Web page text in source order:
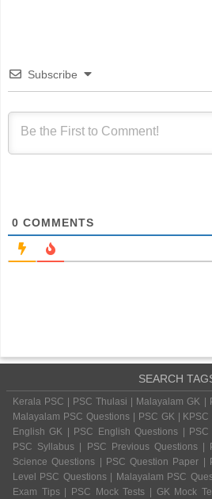
Subscribe
0 COMMENTS
SEARCH
Kerala PSC | PSC Thulasi | Malayalam GK |
Malayalam PSC Questions | PSC GK |
English GK | PSC English Questions |
PSC Syllabus | PSC Previous Questions |
Science Questions | PSC Question Paper |
Level PSC Questions | Malayalam PSC
Exam Tips | PSC Mock Tests | GK Mock